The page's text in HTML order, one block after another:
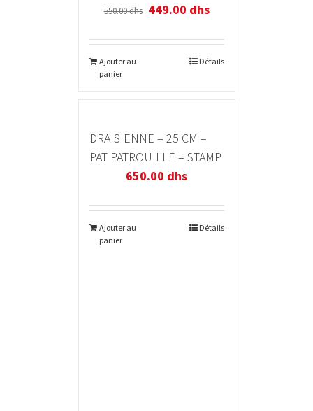
550.00dhs 449.00 dhs
Ajouter au
panier
Détails
DRAISIENNE – 25 CM –
PAT PATROUILLE – STAMP
650.00 dhs
Ajouter au
panier
Détails